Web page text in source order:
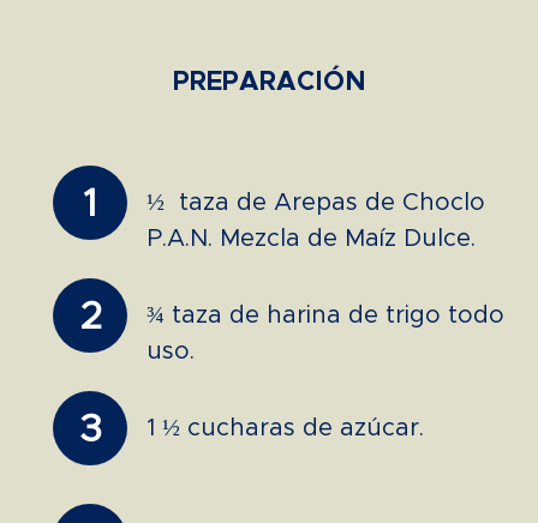
PREPARACIÓN
1
½ taza de Arepas de Choclo
P.A.N. Mezcla de Maíz Dulce.
2
¾ taza de harina de trigo todo
uso.
3 1 ½ cucharas de azúcar.